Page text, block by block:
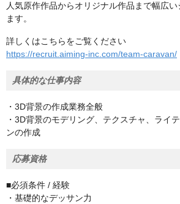
人気原作作品からオリジナル作品まで幅広
ます。
詳しくはこちらをご覧ください
https://recruit.aiming-inc.com/team-caravan/
具体的な仕事内容
・3D背景の作成業務全般
・3D背景のモデリング、テクスチャ、ライ
ンの作成
応募資格
■必須条件 / 経験
・基礎的なデッサン力